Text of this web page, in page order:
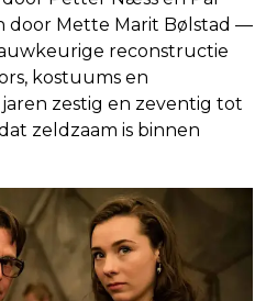
door Mette Marit Bølstad —
reconstructie
kostuums en
zestig en zeventig tot
zeldzaam is binnen